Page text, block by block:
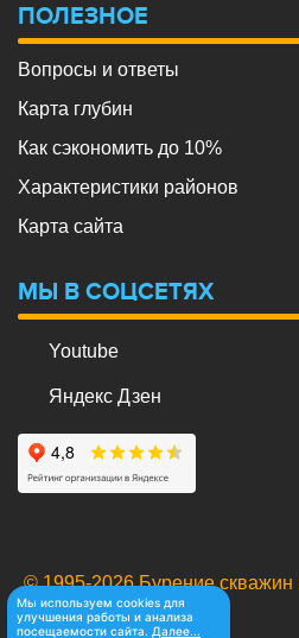
ПОЛЕЗНОЕ
Вопросы и ответы
Карта глубин
Как сэкономить до 10%
Характеристики районов
Карта сайта
МЫ В СОЦСЕТЯХ
Youtube
Яндекс Дзен
© 1995-2026 Бурение
Мы используем cookies для
улучшения работы и анализа
посещаемости сайта. Далее...